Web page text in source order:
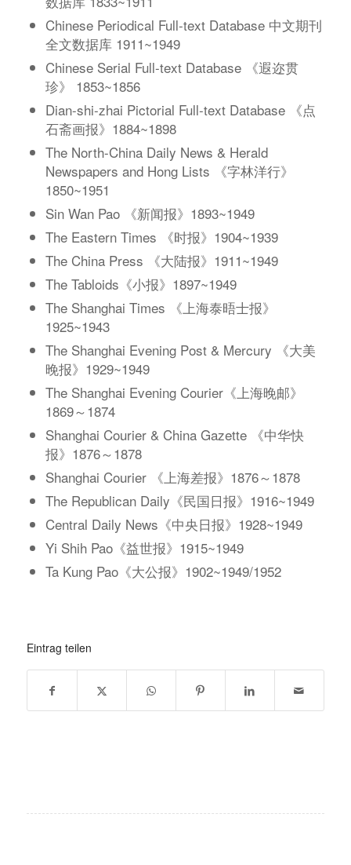
Chinese Periodical Full-text Database 中文期刊
全文数据库 1911~1949
Chinese Serial Full-text Database 《遐迩贯
珍》 1853~1856
Dian-shi-zhai Pictorial Full-text Database 《点
石斋画报》1884~1898
The North-China Daily News & Herald
Newspapers and Hong Lists 《字林洋行》
1850~1951
Sin Wan Pao 《新闻报》1893~1949
The Eastern Times 《时报》1904~1939
The China Press 《大陆报》1911~1949
The Tabloids《小报》1897~1949
The Shanghai Times 《上海泰晤士报》
1925~1943
The Shanghai Evening Post & Mercury 《大美
晚报》1929~1949
The Shanghai Evening Courier《上海晚邮》
1869～1874
Shanghai Courier & China Gazette 《中华快
报》1876～1878
Shanghai Courier 《上海差报》1876～1878
The Republican Daily《民国日报》1916~1949
Central Daily News《中央日报》1928~1949
Yi Shih Pao《益世报》1915~1949
Ta Kung Pao《大公报》1902~1949/1952
Eintrag teilen